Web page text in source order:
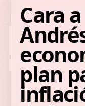
Cara
plan